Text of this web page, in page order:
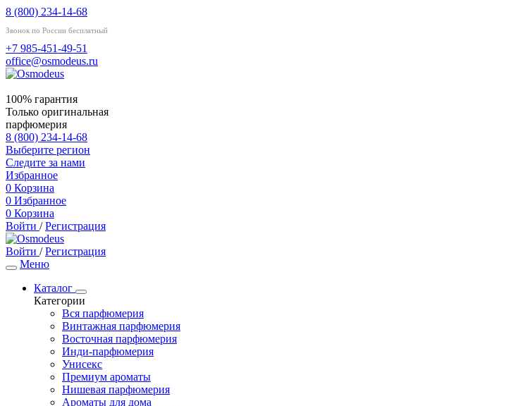
8 (800) 234-14-68
Звонок по России бесплатный
+7 985-451-49-51
office@osmodeus.ru
100% гарантия
Только оригинальная
парфюмерия
8 (800) 234-14-68
Выберите регион
Следите за нами
Избранное
0 Корзина
0 Избранное
0 Корзина
Войти / Регистрация
Войти / Регистрация
Меню
Каталог
Категории
Вся парфюмерия
Винтажная парфюмерия
Восточная парфюмерия
Инди-парфюмерия
Унисекс
Премиум ароматы
Нишевая парфюмерия
Ароматы для дома